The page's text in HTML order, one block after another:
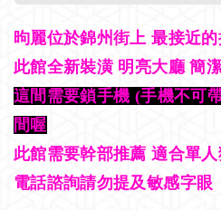
昫麗位於錦州街上 最接近
此館全新裝潢 明亮大廳 簡
這間需要鎖手機 (手機不可
間喔
此館需要幹部推薦 適合單
電話諮詢請勿提及敏感字眼